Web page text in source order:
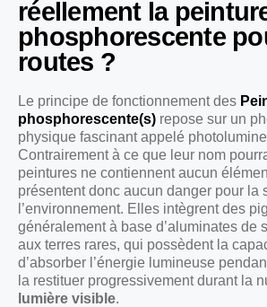
réellement la
phosphorescente
routes ?
Le principe de fonctionnement des
phosphorescente(s) repose sur un
physique fascinant appelé
Contrairement à ce que leur nom
peintures ne contiennent aucun
présentent donc aucun danger pour la
l’environnement. Elles intègrent des
généralement à base d’aluminates de
aux terres rares, qui possèdent la
d’absorber l’énergie lumineuse
la restituer progressivement durant la
lumière visible.